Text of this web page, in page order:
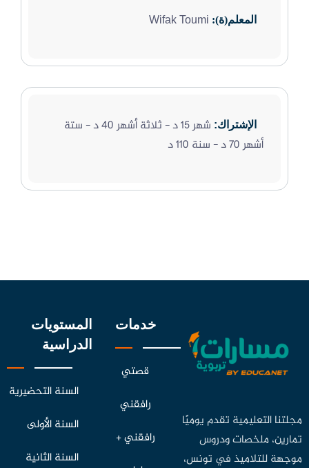
المعلم(ة): Wifak Toumi
الإشتراك:
شهر 15 د - ثلاثة أشهر 40 د - ستة
أشهر 70 د - سنة 110 د
مجلتنا التعليمية تقدم يوميًا
تمارين، ملخصات ودروس
موجهة للتلاميذ في تونس،
خدمات
قصتي
رافقني
رافقني +
المستويات
الدراسية
السنة التحضيرية
السنة الأولى
السنة الثانية